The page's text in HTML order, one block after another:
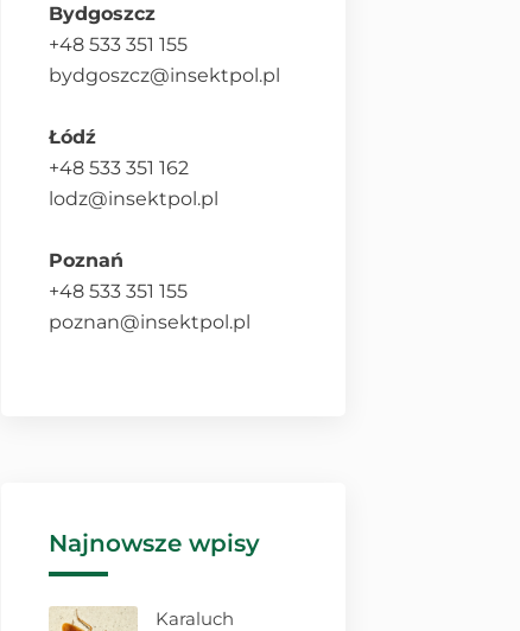
Bydgoszcz
+48 533 351 155
bydgoszcz@insektpol.pl
Łódź
+48 533 351 162
lodz@insektpol.pl
Poznań
+48 533 351 155
poznan@insektpol.pl
Najnowsze wpisy
Karaluch